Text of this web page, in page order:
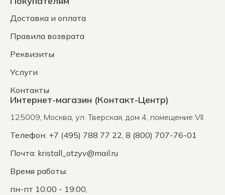
Доставка и оплата
Правила возврата
Реквизиты
Услуги
Контакты
Интернет-магазин (Контакт-Центр)
125009, Москва, ул. Тверская, дом 4, помещение VII
Телефон: +7 (495) 788 77 22, 8 (800) 707-76-01
Почта: kristall_otzyv@mail.ru
Время работы:
пн-пт 10:00 - 19:00,